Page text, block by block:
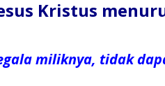
Kristus
miliknya, tidak